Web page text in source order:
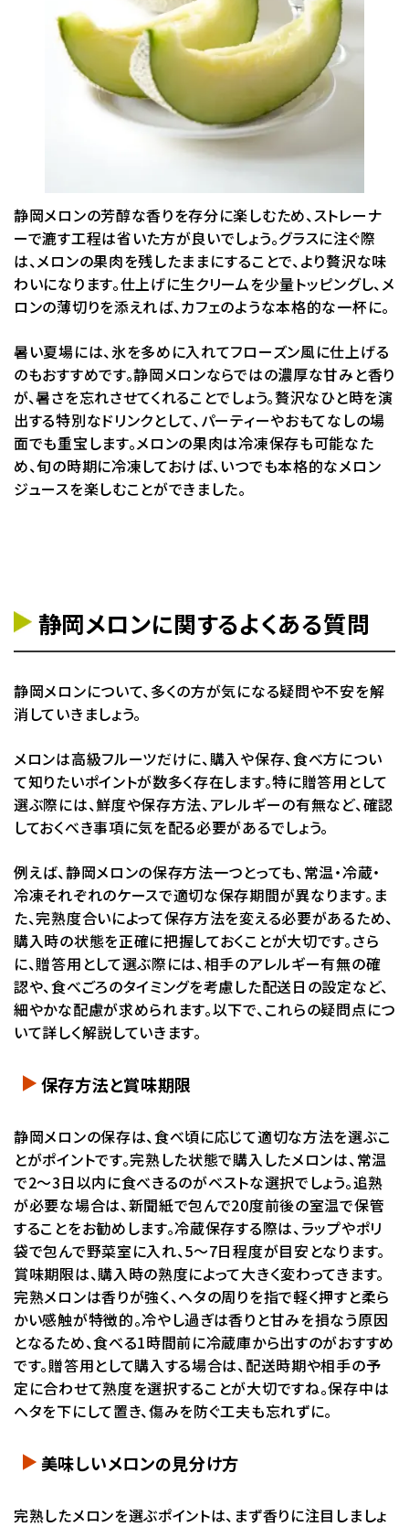
静岡メロンの芳醇な香りを存分に楽しむため、ストレーナ
ーで漉す工程は省いた方が良いでしょう。グラスに注ぐ際
は、メロンの果肉を残したままにすることで、より贅沢な味
わいになります。仕上げに生クリームを少量トッピングし、メ
ロンの薄切りを添えれば、カフェのような本格的な一杯に。
暑い夏場には、氷を多めに入れてフローズン風に仕上げる
のもおすすめです。静岡メロンならではの濃厚な甘みと香り
が、暑さを忘れさせてくれることでしょう。贅沢なひと時を演
出する特別なドリンクとして、パーティーやおもてなしの場
面でも重宝します。メロンの果肉は冷凍保存も可能なた
め、旬の時期に冷凍しておけば、いつでも本格的なメロン
ジュースを楽しむことができました。
静岡メロンに関するよくある質問
静岡メロンについて、多くの方が気になる疑問や不安を解
消していきましょう。
メロンは高級フルーツだけに、購入や保存、食べ方につい
て知りたいポイントが数多く存在します。特に贈答用として
選ぶ際には、鮮度や保存方法、アレルギーの有無など、確認
しておくべき事項に気を配る必要があるでしょう。
例えば、静岡メロンの保存方法一つとっても、常温・冷蔵・
冷凍それぞれのケースで適切な保存期間が異なります。ま
た、完熟度合いによって保存方法を変える必要があるため、
購入時の状態を正確に把握しておくことが大切です。さら
に、贈答用として選ぶ際には、相手のアレルギー有無の確
認や、食べごろのタイミングを考慮した配送日の設定など、
細やかな配慮が求められます。以下で、これらの疑問点につ
いて詳しく解説していきます。
保存方法と賞味期限
静岡メロンの保存は、食べ頃に応じて適切な方法を選ぶこ
とがポイントです。完熟した状態で購入したメロンは、常温
で2〜3日以内に食べきるのがベストな選択でしょう。追熟
が必要な場合は、新聞紙で包んで20度前後の室温で保管
することをお勧めします。冷蔵保存する際は、ラップやポリ
袋で包んで野菜室に入れ、5〜7日程度が目安となります。
賞味期限は、購入時の熟度によって大きく変わってきます。
完熟メロンは香りが強く、ヘタの周りを指で軽く押すと柔ら
かい感触が特徴的。冷やし過ぎは香りと甘みを損なう原因
となるため、食べる1時間前に冷蔵庫から出すのがおすすめ
です。贈答用として購入する場合は、配送時期や相手の予
定に合わせて熟度を選択することが大切ですね。保存中は
ヘタを下にして置き、傷みを防ぐ工夫も忘れずに。
美味しいメロンの見分け方
完熟したメロンを選ぶポイントは、まず香りに注目しましょ